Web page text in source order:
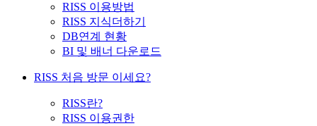
RISS 이용방법
RISS 지식더하기
DB연계 현황
BI 및 배너 다운로드
RISS 처음 방문 이세요?
RISS란?
RISS 이용권한